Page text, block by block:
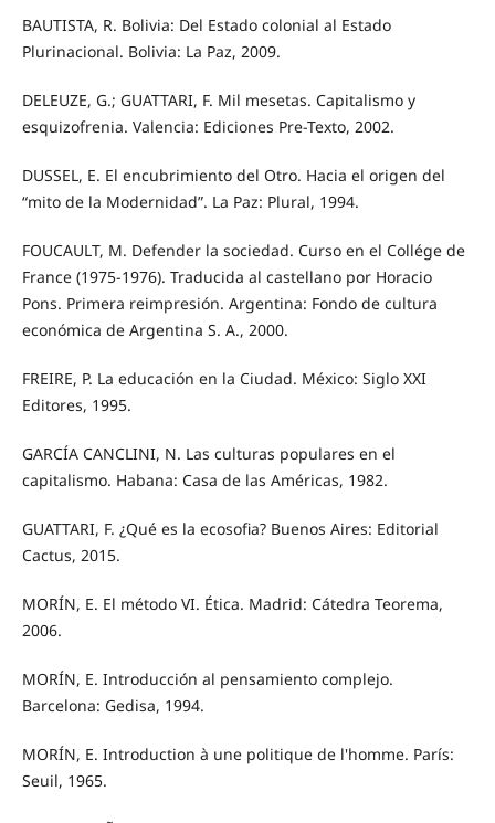
BAUTISTA, R. Bolivia: Del Estado colonial al Estado
Plurinacional. Bolivia: La Paz, 2009.
DELEUZE, G.; GUATTARI, F. Mil mesetas. Capitalismo y
esquizofrenia. Valencia: Ediciones Pre-Texto, 2002.
DUSSEL, E. El encubrimiento del Otro. Hacia el origen del
“mito de la Modernidad”. La Paz: Plural, 1994.
FOUCAULT, M. Defender la sociedad. Curso en el Collége de
France (1975-1976). Traducida al castellano por Horacio
Pons. Primera reimpresión. Argentina: Fondo de cultura
económica de Argentina S. A., 2000.
FREIRE, P. La educación en la Ciudad. México: Siglo XXI
Editores, 1995.
GARCÍA CANCLINI, N. Las culturas populares en el
capitalismo. Habana: Casa de las Américas, 1982.
GUATTARI, F. ¿Qué es la ecosofia? Buenos Aires: Editorial
Cactus, 2015.
MORÍN, E. El método VI. Ética. Madrid: Cátedra Teorema,
2006.
MORÍN, E. Introducción al pensamiento complejo.
Barcelona: Gedisa, 1994.
MORÍN, E. Introduction à une politique de l'homme. París:
Seuil, 1965.